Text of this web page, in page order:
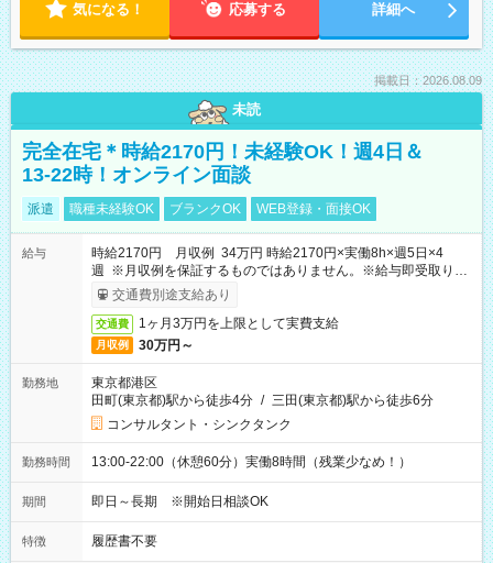
気になる！ 応募する 詳細へ
掲載日：2026.08.09
未読
完全在宅＊時給2170円！未経験OK！週4日＆
13-22時！オンライン面談
派遣 職種未経験OK ブランクOK WEB登録・面接OK
給与
時給2170円 月収例 34万円 時給2170円×実働8h×週5日×4
週 ※月収例を保証するものではありません。※給与即受取りサ
ービス利用可（利用条件有）
交通費別途支給あり
交通費 1ヶ月3万円を上限として実費支給
月収例 30万円～
勤務地
東京都港区
田町(東京都)駅から徒歩4分 / 三田(東京都)駅から徒歩6分
コンサルタント・シンクタンク
勤務時間 13:00-22:00（休憩60分）実働8時間（残業少なめ！）
期間 即日～長期 ※開始日相談OK
特徴 履歴書不要